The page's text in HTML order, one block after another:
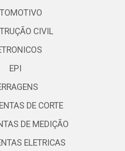
CIVIL
EPI
DE CORTE
DE MEDIÇÃO
ELETRICAS